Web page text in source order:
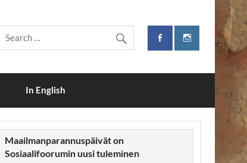
In English
Maailmanparannuspäivät on
Sosiaalifoorumin uusi tuleminen